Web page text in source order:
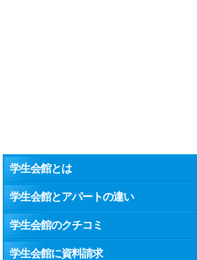
学生会館とは
学生会館とアパートの違い
学生会館のクチコミ
学生会館に資料請求